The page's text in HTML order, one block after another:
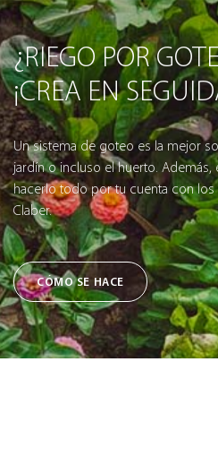
¿RIEGO POR
¡CREA EN
Un sistema de goteo es la mejor
jardín o incluso el huerto. Además,
hacerlo todo por tu cuenta con
Claber.
CÓMO SE HACE